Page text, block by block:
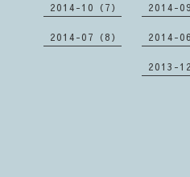
2014-10（7） 2014-09
2014-07（8） 2014-06
2013-12